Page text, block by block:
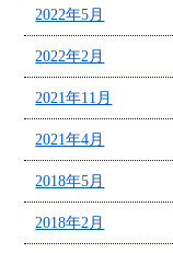
2022年5月
2022年2月
2021年11月
2021年4月
2018年5月
2018年2月